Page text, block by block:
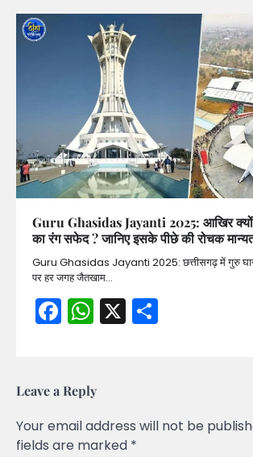
Guru Ghasidas Jayanti 2025: आखिर क्यों
का रंग सफेद ? जानिए इसके पीछे की रोचक
Guru Ghasidas Jayanti 2025: छत्तीसगढ़ में गुरु
पर हर जगह जैतखाम…
Facebook
WhatsApp
X
Leave a Reply
Your email address will not be
fields are marked *